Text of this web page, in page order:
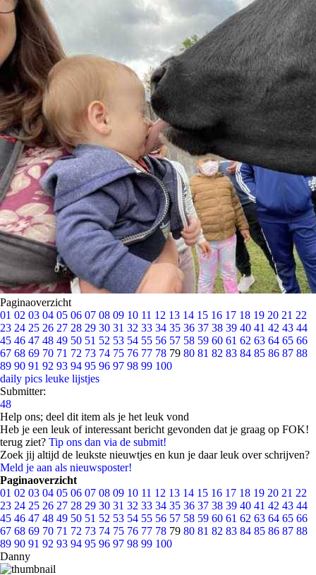
Paginaoverzicht
01 02 03 04 05 06 07 08 09 10 11 12 13 14 15 16 17 18 19 20 21 22
23 24 25 26 27 28 29 30 31 32 33 34 35 36 37 38 39 40 41 42 43 44
45 46 47 48 49 50 51 52 53 54 55 56 57 58 59 60 61 62 63 64 65 66
67 68 69 70 71 72 73 74 75 76 77 78 79 80 81 82 83 84 85 86 87 88
89 90 91 92 93 94 95 96 97 98 99 100
daily pics leuke lijstjes
Submitter:
48
Help ons; deel dit item als je het leuk vond
Heb je een leuk of interessant bericht gevonden dat je graag op FOK!
terug ziet? Tip ons dan via de submit!
Zoek jij altijd de leukste nieuwtjes en kun je daar leuk over schrijven?
Meld je aan als nieuwsposter!
Paginaoverzicht
01 02 03 04 05 06 07 08 09 10 11 12 13 14 15 16 17 18 19 20 21 22
23 24 25 26 27 28 29 30 31 32 33 34 35 36 37 38 39 40 41 42 43 44
45 46 47 48 49 50 51 52 53 54 55 56 57 58 59 60 61 62 63 64 65 66
67 68 69 70 71 72 73 74 75 76 77 78 79 80 81 82 83 84 85 86 87 88
89 90 91 92 93 94 95 96 97 98 99 100
Danny